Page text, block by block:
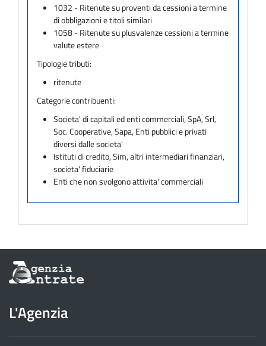
1032 - Ritenute su proventi da cessioni a termine
di obbligazioni e titoli similari
1058 - Ritenute su plusvalenze cessioni a termine
valute estere
Tipologie tributi:
ritenute
Categorie contribuenti:
Societa' di capitali ed enti commerciali, SpA, Srl,
Soc. Cooperative, Sapa, Enti pubblici e privati
diversi dalle societa'
Istituti di credito, Sim, altri intermediari finanziari,
societa' fiduciarie
Enti che non svolgono attivita' commerciali
Informazioni
sul
dell'Agenzia
delle
Entrate
L'Agenzia